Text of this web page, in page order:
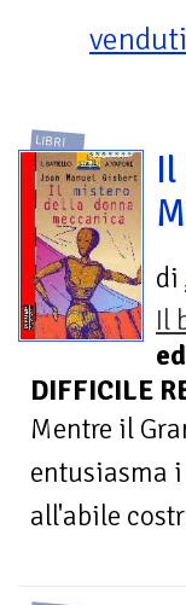
venduti
LIBRI
Il
di
Il
DIFFICILE
Mentre il
entusiasma
all'abile